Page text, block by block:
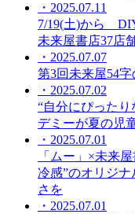
・2025.07.11
7/19(土)から
未来屋書店37店
・2025.07.07
第3回未来屋54字
・2025.07.02
“自分にぴった
デミーが夏の児
・2025.07.01
「ムー」×未来
冷感”のオリジ
さを
・2025.07.01